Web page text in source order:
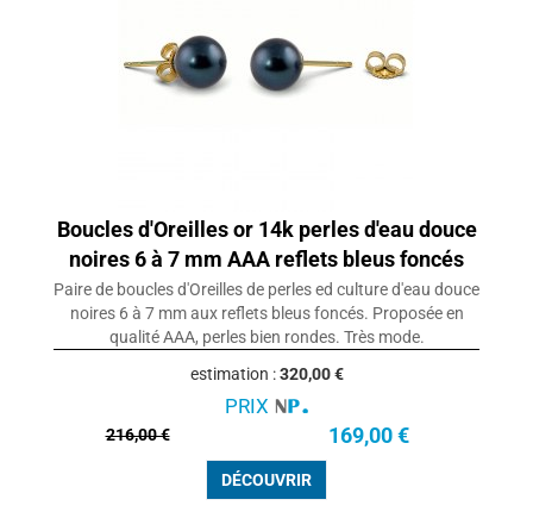
Boucles d'Oreilles or 14k perles d'eau douce
noires 6 à 7 mm AAA reflets bleus foncés
Paire de boucles d'Oreilles de perles ed culture d'eau douce
noires 6 à 7 mm aux reflets bleus foncés. Proposée en
qualité AAA, perles bien rondes. Très mode.
estimation :320,00 €
PRIX
216,00 € 169,00 €
DÉCOUVRIR